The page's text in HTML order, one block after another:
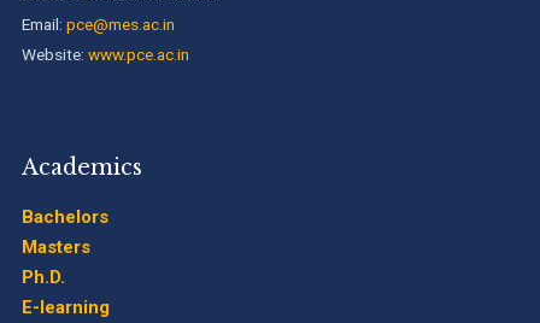
Email: pce@mes.ac.in
Website: www.pce.ac.in
Academics
Bachelors
Masters
Ph.D.
E-learning